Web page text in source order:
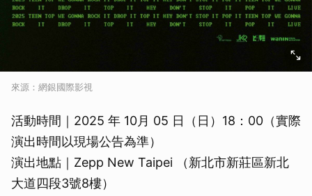
來源：網銀國際影視
活動時間｜2025 年 10月 05 日（日）18：00（實際
演出時間以現場公告為準）
演出地點｜Zepp New Taipei （新北市新莊區新北
大道四段3號8樓）